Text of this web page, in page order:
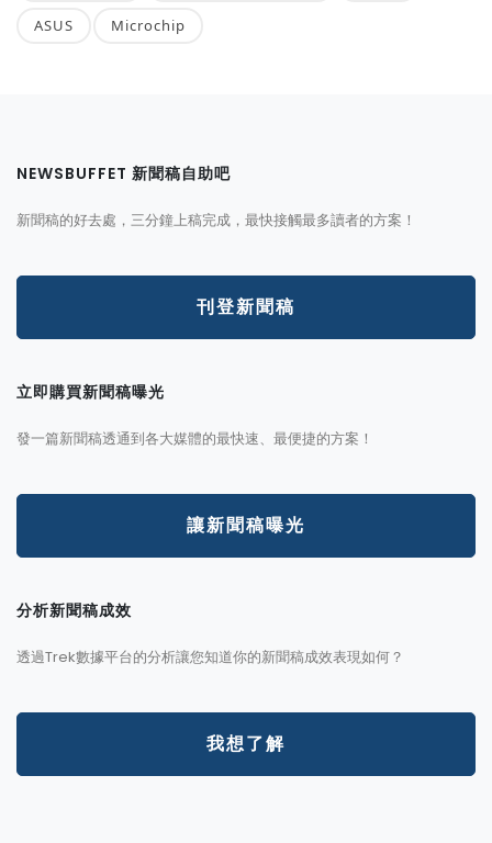
ASUS Microchip
NEWSBUFFET 新聞稿自助吧
新聞稿的好去處，三分鐘上稿完成，最快接觸最多讀者的方案！
刊登新聞稿
立即購買新聞稿曝光
發一篇新聞稿透通到各大媒體的最快速、最便捷的方案！
讓新聞稿曝光
分析新聞稿成效
透過Trek數據平台的分析讓您知道你的新聞稿成效表現如何？
我想了解